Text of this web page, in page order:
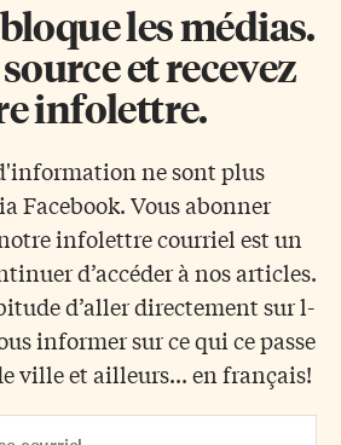
les médias.
et recevez
infolettre.
ne sont plus
Facebook. Vous abonner
infolettre courriel est un
d’accéder à nos articles.
d’aller directement sur l-
informer sur ce qui ce passe
ville et ailleurs... en français!